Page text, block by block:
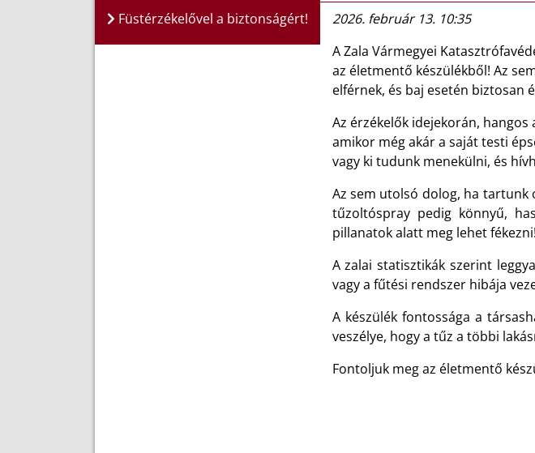
Füstérzékelővel a biztonságért!
2026. február 13. 10:35
A Zala Vármegyei
az életmentő készülékből! Az
elférnek, és baj esetén biztosan
Az érzékelők idejekorán,
amikor még akár a saját testi
vagy ki tudunk menekülni, és
Az sem utolsó dolog, ha tartunk
tűzoltóspray pedig könnyű,
pillanatok alatt meg lehet fékezni!
A zalai statisztikák szerint
vagy a fűtési rendszer hibája
A készülék fontossága a
veszélye, hogy a tűz a többi
Fontoljuk meg az életmentő